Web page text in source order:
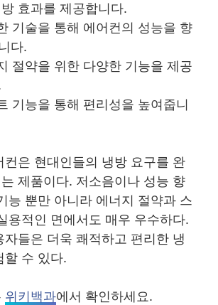
효과를 제공합니다.
기술을 통해 에어컨의 성능을 향
다.
절약을 위한 다양한 기능을 제공
기능을 통해 편리성을 높여줍니
컨은 현대인들의 냉방 요구를 완
제품이다. 저소음이나 성능 향
능 뿐만 아니라 에너지 절약과 스
용적인 면에서도 매우 우수하다.
자들은 더욱 쾌적하고 편리한 냉
할 수 있다.
위키백과에서 확인하세요.